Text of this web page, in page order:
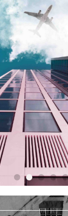
A
NÃO